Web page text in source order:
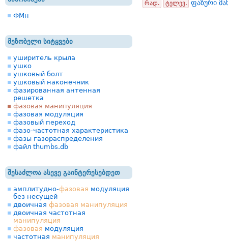
ФМн
მეზობელი სიტყვები
уширитель крыла
ушко
ушковый болт
ушковый наконечник
фазированная антенная
решетка
фазовая манипуляция
фазовая модуляция
фазовый переход
фазо-частотная характеристика
фазы газораспределения
файл thumbs.db
შესაძლოა ასევე გაინტერესებდეთ
амплитудно-фазовая модуляция
без несущей
двоичная фазовая манипуляция
двоичная частотная
манипуляция
фазовая модуляция
частотная манипуляция
რად. ტელევ. ფაზური